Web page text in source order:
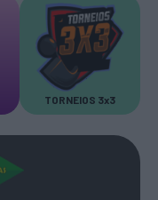
TORNEIOS 3x3